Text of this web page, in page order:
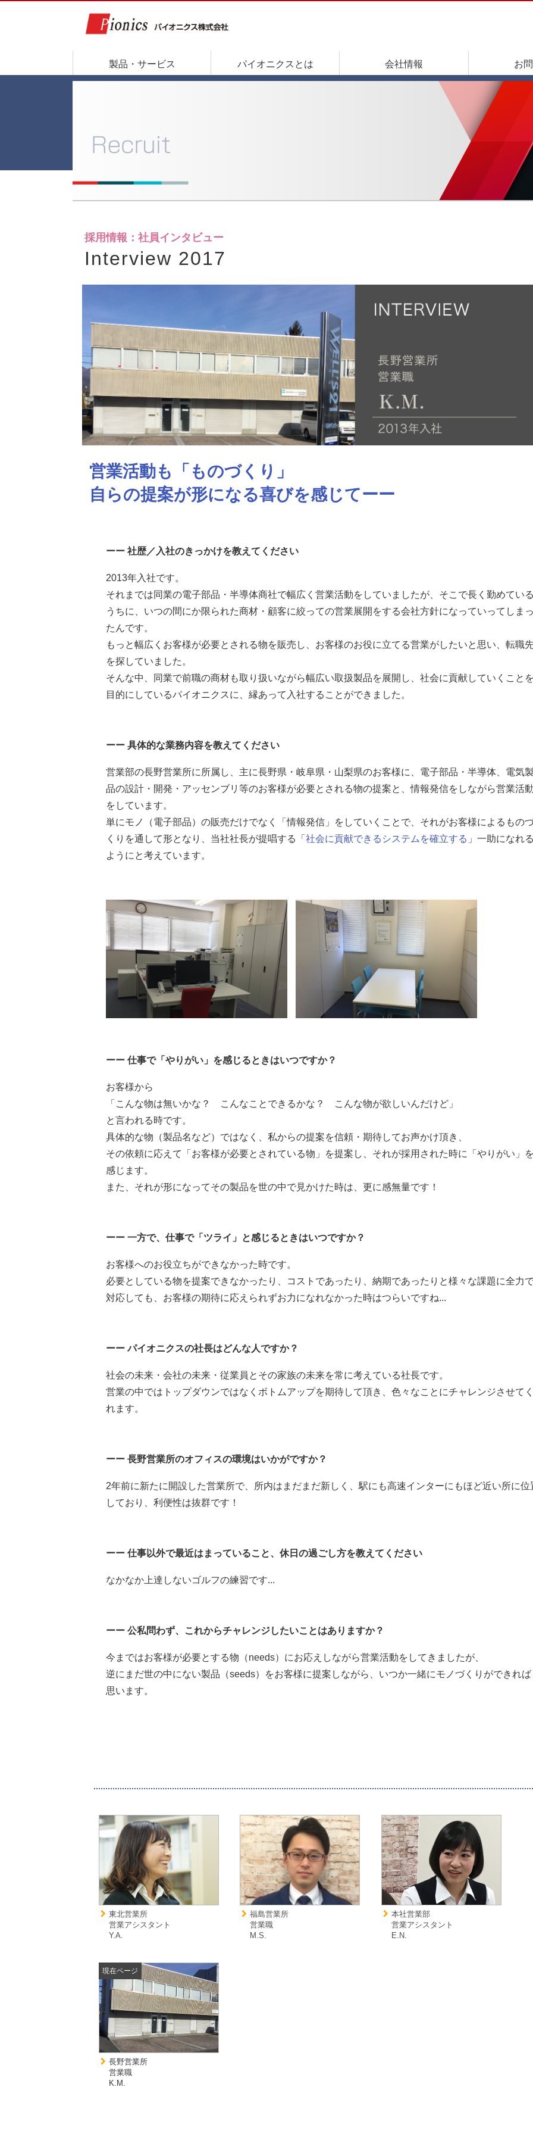
製品・サービス パイオニクスとは 会社情報 お
採用情報：社員インタビュー
Interview 2017
営業活動も「ものづくり」
自らの提案が形になる喜びを感じてーー
ーー 社歴／入社のきっかけを教えてください
2013年入社です。
それまでは同業の電子部品・半導体商社で幅広く営業活動をしていましたが、そこで長く勤めてい
うちに、いつの間にか限られた商材・顧客に絞っての営業展開をする会社方針になっていってしま
たんです。
もっと幅広くお客様が必要とされる物を販売し、お客様のお役に立てる営業がしたいと思い、転職
を探していました。
そんな中、同業で前職の商材も取り扱いながら幅広い取扱製品を展開し、社会に貢献していくこと
目的にしているパイオニクスに、縁あって入社することができました。
ーー 具体的な業務内容を教えてください
営業部の長野営業所に所属し、主に長野県・岐阜県・山梨県のお客様に、電子部品・半導体、電気
品の設計・開発・アッセンブリ等のお客様が必要とされる物の提案と、情報発信をしながら営業活
をしています。
単にモノ（電子部品）の販売だけでなく「情報発信」をしていくことで、それがお客様によるもの
くりを通して形となり、当社社長が提唱する「 社会に貢献できるシステムを確立する 」一助になれ
ようにと考えています。
ーー 仕事で「やりがい」を感じるときはいつですか？
お客様から
「こんな物は無いかな？ こんなことできるかな？ こんな物が欲しいんだけど」
と言われる時です。
具体的な物（製品名など）ではなく、私からの提案を信頼・期待してお声かけ頂き、
その依頼に応えて「お客様が必要とされている物」を提案し、それが採用された時に「やりがい」
感じます。
また、それが形になってその製品を世の中で見かけた時は、更に感無量です！
ーー 一方で、仕事で「ツライ」と感じるときはいつですか？
お客様へのお役立ちができなかった時です。
必要としている物を提案できなかったり、コストであったり、納期であったりと様々な課題に全力
対応しても、お客様の期待に応えられずお力になれなかった時はつらいですね...
ーー パイオニクスの社長はどんな人ですか？
社会の未来・会社の未来・従業員とその家族の未来を常に考えている社長です。
営業の中ではトップダウンではなくボトムアップを期待して頂き、色々なことにチャレンジさせて
れます。
ーー 長野営業所のオフィスの環境はいかがですか？
2年前に新たに開設した営業所で、所内はまだまだ新しく、駅にも高速インターにもほど近い所に位
しており、利便性は抜群です！
ーー 仕事以外で最近はまっていること、休日の過ごし方を教えてください
なかなか上達しないゴルフの練習です...
ーー 公私問わず、これからチャレンジしたいことはありますか？
今まではお客様が必要とする物（needs）にお応えしながら営業活動をしてきましたが、
逆にまだ世の中にない製品（seeds）をお客様に提案しながら、いつか一緒にモノづくりができれば
思います。
東北営業所
営業アシスタント
Y.A.
福島営業所
営業職
M.S.
本社営業部
営業アシスタント
E.N.
現在ページ
長野営業所
営業職
K.M.